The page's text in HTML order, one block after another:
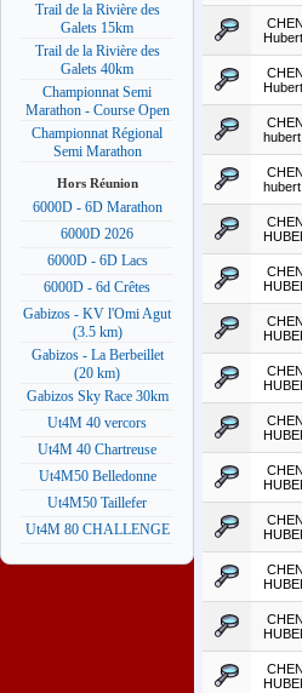
Trail de la Rivière des
Galets 15km
Trail de la Rivière des
Galets 40km
Championnat Semi
Marathon - Course Open
Championnat Régional
Semi Marathon
Hors Réunion
6000D - 6D Marathon
6000D 2026
6000D - 6D Lacs
6000D - 6d Crêtes
Gabizos - KV l'Omi Agut
(3.5 km)
Gabizos - La Berbeillet
(20 km)
Gabizos Sky Race 30km
Ut4M 40 vercors
Ut4M 40 Chartreuse
Ut4M50 Belledonne
Ut4M50 Taillefer
Ut4M 80 CHALLENGE
Hubert
Hubert
hubert
hubert